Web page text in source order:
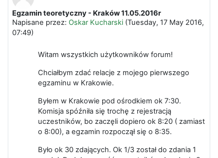
Egzamin teoretyczny - Kraków 11.05.2016r
Napisane przez: Oskar Kucharski (Tuesday, 17 May 2016,
07:49)
Liczba odpowiedzi: 0
Witam wszystkich użytkowników forum!
Chciałbym zdać relacje z mojego pierwszego
egzaminu w Krakowie.
Byłem w Krakowie pod ośrodkiem ok 7:30.
Komisja spóźniła się trochę z rejestracją
uczestników, bo zaczęli dopiero ok 8:20 ( zamiast
o 8:00), a egzamin rozpoczął się o 8:35.
Było ok 30 zdających. Ok 1/3 został do zdania 1